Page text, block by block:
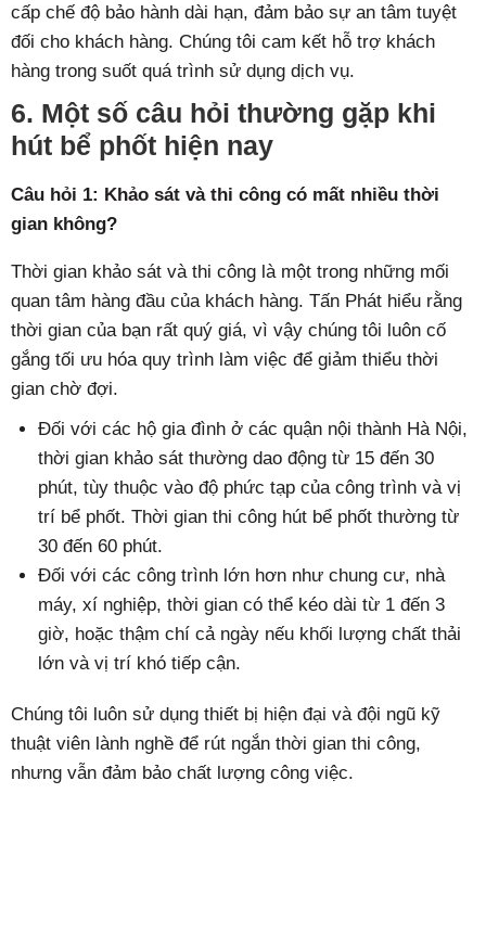
cấp chế độ bảo hành dài hạn, đảm bảo sự an tâm tuyệt
đối cho khách hàng. Chúng tôi cam kết hỗ trợ khách
hàng trong suốt quá trình sử dụng dịch vụ.
6. Một số câu hỏi thường gặp khi
hút bể phốt hiện nay
Câu hỏi 1: Khảo sát và thi công có mất nhiều thời
gian không?
Thời gian khảo sát và thi công là một trong những mối
quan tâm hàng đầu của khách hàng. Tấn Phát hiểu rằng
thời gian của bạn rất quý giá, vì vậy chúng tôi luôn cố
gắng tối ưu hóa quy trình làm việc để giảm thiểu thời
gian chờ đợi.
Đối với các hộ gia đình ở các quận nội thành Hà Nội,
thời gian khảo sát thường dao động từ 15 đến 30
phút, tùy thuộc vào độ phức tạp của công trình và vị
trí bể phốt. Thời gian thi công hút bể phốt thường từ
30 đến 60 phút.
Đối với các công trình lớn hơn như chung cư, nhà
máy, xí nghiệp, thời gian có thể kéo dài từ 1 đến 3
giờ, hoặc thậm chí cả ngày nếu khối lượng chất thải
lớn và vị trí khó tiếp cận.
Chúng tôi luôn sử dụng thiết bị hiện đại và đội ngũ kỹ
thuật viên lành nghề để rút ngắn thời gian thi công,
nhưng vẫn đảm bảo chất lượng công việc.